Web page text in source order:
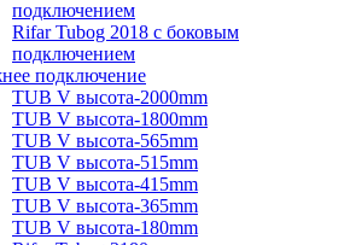
подключением
Rifar Tubog 2018 с боковым
подключением
подключение
TUB V высота-2000mm
TUB V высота-1800mm
TUB V высота-565mm
TUB V высота-515mm
TUB V высота-415mm
TUB V высота-365mm
TUB V высота-180mm